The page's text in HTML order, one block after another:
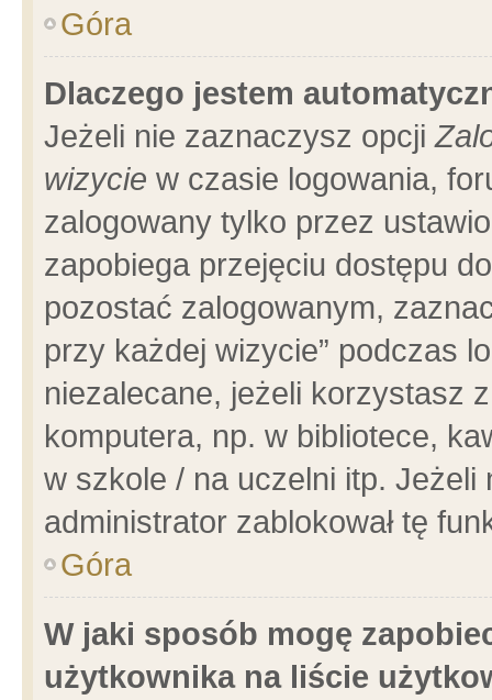
Góra
Dlaczego jestem
Jeżeli nie zaznaczysz opcji
wizycie w czasie logowania,
zalogowany tylko przez
zapobiega przejęciu dostępu
pozostać zalogowanym,
przy każdej wizycie” podczas
niezalecane, jeżeli korzystasz
komputera, np. w bibliotece,
w szkole / na uczelni itp.
administrator zablokował tę
Góra
W jaki sposób mogę
użytkownika na liście